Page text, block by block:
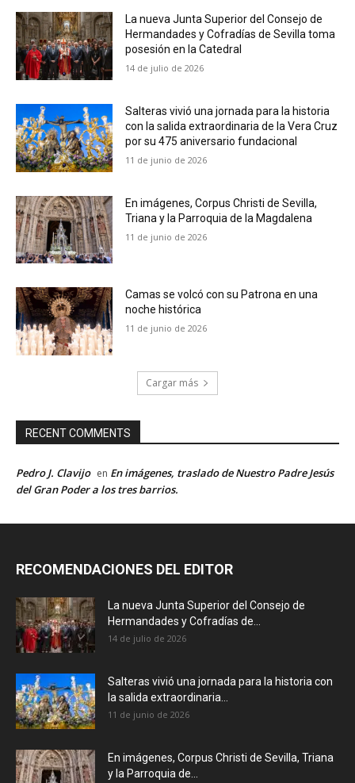
La nueva Junta Superior del Consejo de
Hermandades y Cofradías de Sevilla toma
posesión en la Catedral
14 de julio de 2026
Salteras vivió una jornada para la historia
con la salida extraordinaria de la Vera Cruz
por su 475 aniversario fundacional
11 de junio de 2026
En imágenes, Corpus Christi de Sevilla,
Triana y la Parroquia de la Magdalena
11 de junio de 2026
Camas se volcó con su Patrona en una
noche histórica
11 de junio de 2026
Cargar más
RECENT COMMENTS
Pedro J. Clavijo en En imágenes, traslado de Nuestro Padre Jesús
del Gran Poder a los tres barrios.
RECOMENDACIONES DEL EDITOR
La nueva Junta Superior del Consejo de
Hermandades y Cofradías de...
14 de julio de 2026
Salteras vivió una jornada para la historia con
la salida extraordinaria...
11 de junio de 2026
En imágenes, Corpus Christi de Sevilla, Triana
y la Parroquia de...